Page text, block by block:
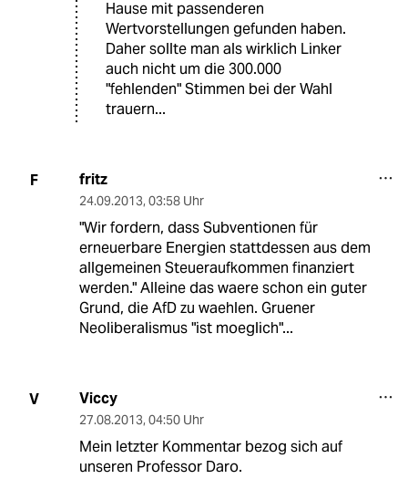
Hause mit passenderen
Wertvorstellungen gefunden haben.
Daher sollte man als wirklich Linker
auch nicht um die 300.000
"fehlenden" Stimmen bei der Wahl
trauern...
F fritz
24.09.2013, 03:58 Uhr
"Wir fordern, dass Subventionen für
erneuerbare Energien stattdessen aus dem
allgemeinen Steueraufkommen finanziert
werden." Alleine das waere schon ein guter
Grund, die AfD zu waehlen. Gruener
Neoliberalismus "ist moeglich"...
V Viccy
27.08.2013, 04:50 Uhr
Mein letzter Kommentar bezog sich auf
unseren Professor Daro.